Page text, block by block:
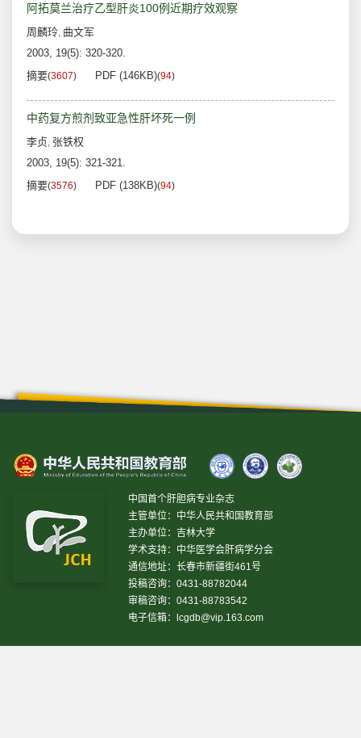
阿拓莫兰治疗乙型肝炎100例近期疗效观察
周麟玲, 曲文军
2003, 19(5): 320-320.
摘要(3607) PDF (146KB)(94)
中药复方煎剂致亚急性肝坏死一例
李贞, 张铁权
2003, 19(5): 321-321.
摘要(3576) PDF (138KB)(94)
中国首个肝胆病专业杂志
主管单位：中华人民共和国教育部
主办单位：吉林大学
学术支持：中华医学会肝病学分会
通信地址：长春市新疆街461号
投稿咨询：0431-88782044
审稿咨询：0431-88783542
电子信箱：
lcgdb@vip.163.com